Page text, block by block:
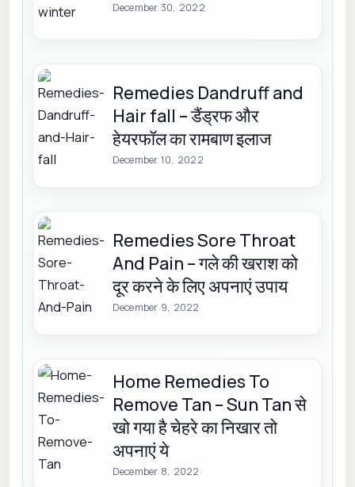
December 30, 2022
Remedies Dandruff and
Hair fall – डैंड्रफ और
हेयरफॉल का रामबाण इलाज
December 10, 2022
Remedies Sore Throat
And Pain – गले की खराश को
दूर करने के लिए अपनाएं उपाय
December 9, 2022
Home Remedies To
Remove Tan – Sun Tan से
खो गया है चेहरे का निखार तो
अपनाएं ये
December 8, 2022